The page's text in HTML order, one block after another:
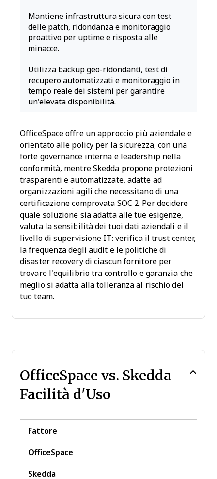
Mantiene infrastruttura sicura con test
delle patch, ridondanza e monitoraggio
proattivo per uptime e risposta alle
minacce.
Utilizza backup geo-ridondanti, test di
recupero automatizzati e monitoraggio in
tempo reale dei sistemi per garantire
un'elevata disponibilità.
OfficeSpace offre un approccio più aziendale e
orientato alle policy per la sicurezza, con una
forte governance interna e leadership nella
conformità, mentre Skedda propone protezioni
trasparenti e automatizzate, adatte ad
organizzazioni agili che necessitano di una
certificazione comprovata SOC 2. Per decidere
quale soluzione sia adatta alle tue esigenze,
valuta la sensibilità dei tuoi dati aziendali e il
livello di supervisione IT: verifica il trust center,
la frequenza degli audit e le politiche di
disaster recovery di ciascun fornitore per
trovare l’equilibrio tra controllo e garanzia che
meglio si adatta alla tolleranza al rischio del
tuo team.
OfficeSpace vs. Skedda
Facilità d'Uso
Fattore
OfficeSpace
Skedda